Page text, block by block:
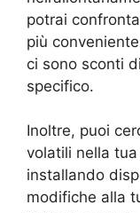
potrai
più
ci sono sconti
specifico.
Inoltre, puoi
volatili nella
installando
modifiche alla